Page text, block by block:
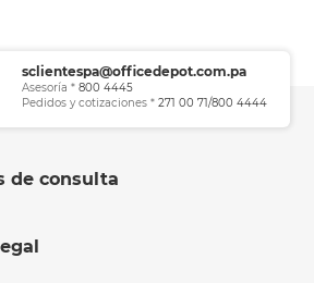
sclientespa@officedepot.com.pa
Asesoría * 800 4445
Pedidos y cotizaciones * 271 00 71/800 4444
de consulta